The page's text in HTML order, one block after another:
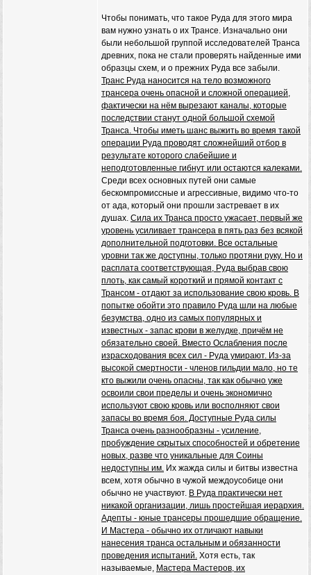
Чтобы понимать, что такое Руда для этого мира
вам нужно узнать о их Трансе. Изначально они
были небольшой группой исследователей Транса
древних, пока не стали проверять найденные ими
образцы схем, и о прежних Руда все забыли.
Транс Руда наносится на тело возможного
трансера очень опасной и сложной операцией,
фактически на нём вырезают каналы, которые
последствии станут одной большой схемой
Транса. Чтобы иметь шанс выжить во время такой
операции Руда проводят сложнейший отбор в
результате которого слабейшие и
неподготовленные гибнут или остаются калеками.
Среди всех основных путей они самые
бескомпромиссные и агрессивные, видимо что-то
от ада, который они прошли застревает в их
душах. Сила их Транса просто ужасает, первый же
уровень усиливает трансера в пять раз без всякой
дополнительной подготовки. Все остальные
уровни так же доступны, только протяни руку. Но и
расплата соответствующая, Руда выбрав свою
плоть, как самый короткий и прямой контакт с
Трансом - отдают за использование свою кровь. В
попытке обойти это правило Руда шли на любые
безумства, одно из самых популярных и
известных - запас крови в желудке, причём не
обязательно своей. Вместо Ослабления после
израсходования всех сил - Руда умирают. Из-за
высокой смертности - членов гильдии мало, но те
кто выжили очень опасны, так как обычно уже
освоили свои пределы и очень экономично
используют свою кровь или восполняют свои
запасы во время боя. Доступные Руда силы
Транса очень разнообразны - усиление,
пробуждение скрытых способностей и обретение
новых, разве что уникальные для Соины
недоступны им. Их жажда силы и битвы известна
всем, хотя обычно в чужой междоусобице они
обычно не участвуют. В Руда практически нет
никакой организации, лишь простейшая иерархия.
Адепты - юные трансеры прошедшие обращение.
И Мастера - обычно их отличают навыки
нанесения транса остальным и обязанности
проведения испытаний. Хотя есть, так
называемые, Мастера Мастеров, их